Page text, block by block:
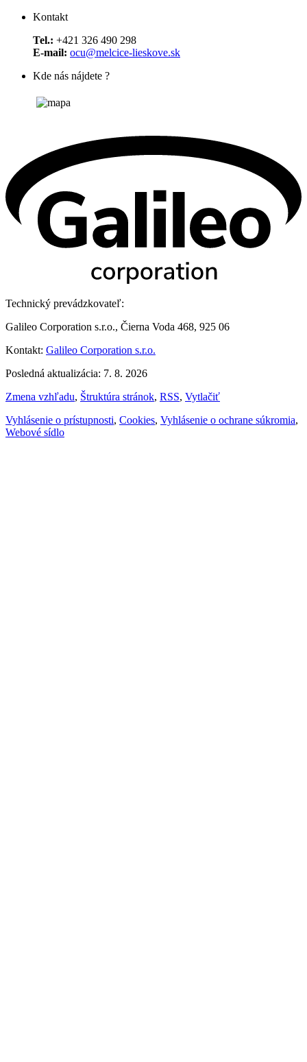
Kontakt
Tel.: +421 326 490 298
E-mail: ocu@melcice-lieskove.sk
Kde nás nájdete ?
Technický prevádzkovateľ:
Galileo Corporation s.r.o., Čierna Voda 468, 925 06
Kontakt: Galileo Corporation s.r.o.
Posledná aktualizácia: 7. 8. 2026
Zmena vzhľadu, Štruktúra stránok, RSS, Vytlačiť
Vyhlásenie o prístupnosti, Cookies, Vyhlásenie o ochrane súkromia,
Webové sídlo